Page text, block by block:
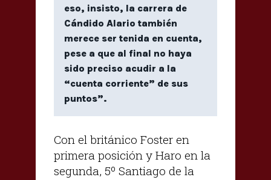
eso, insisto, la carrera de
Cándido Alario también
merece ser tenida en cuenta,
pese a que al final no haya
sido preciso acudir a la
“cuenta corriente” de sus
puntos”.
Con el británico Foster en
primera posición y Haro en la
segunda, 5º Santiago de la